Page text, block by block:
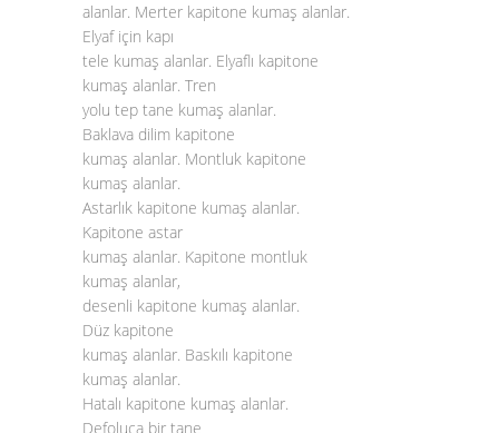
alanlar. Merter kapitone kumaş alanlar.
Elyaf için kapı
tele kumaş alanlar. Elyaflı kapitone
kumaş alanlar. Tren
yolu tep tane kumaş alanlar.
Baklava dilim kapitone
kumaş alanlar. Montluk kapitone
kumaş alanlar.
Astarlık kapitone kumaş alanlar.
Kapitone astar
kumaş alanlar. Kapitone montluk
kumaş alanlar,
desenli kapitone kumaş alanlar.
Düz kapitone
kumaş alanlar. Baskılı kapitone
kumaş alanlar.
Hatalı kapitone kumaş alanlar.
Defoluca bir tane